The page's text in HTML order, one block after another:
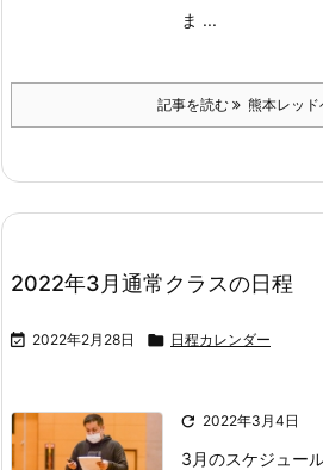
ま ...
記事を読む 熊本レッド
2022年3月通常クラスの日程
 2022年2月28日  日程カレンダー
 2022年3月4日
3月のスケジュール